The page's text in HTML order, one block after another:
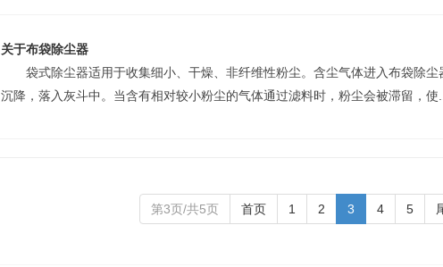
关于布袋除尘器
袋式除尘器适用于收集细小、干燥、非纤维性粉尘。含尘气体进入布袋除尘
沉降，落入灰斗中。当含有相对较小粉尘的气体通过滤料时，粉尘会被滞留，使...
第3页/共5页 首页 1 2 3 4 5